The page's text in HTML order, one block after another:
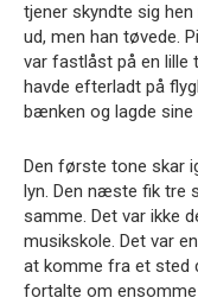
tjener skyndte sig
ud, men han tøvede.
var fastlåst på en lille
havde efterladt på
bænken og lagde sine
Den første tone skar
lyn. Den næste fik tre
samme. Det var ikke
musikskole. Det var
at komme fra et sted
fortalte om